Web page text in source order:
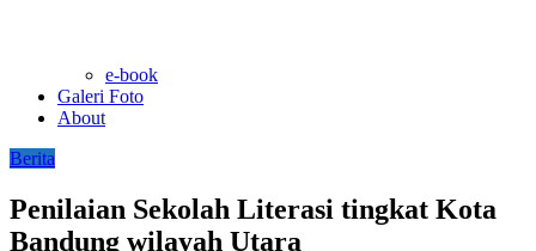
e-book
Galeri Foto
About
Berita
Penilaian Sekolah Literasi tingkat Kota
Bandung wilayah Utara